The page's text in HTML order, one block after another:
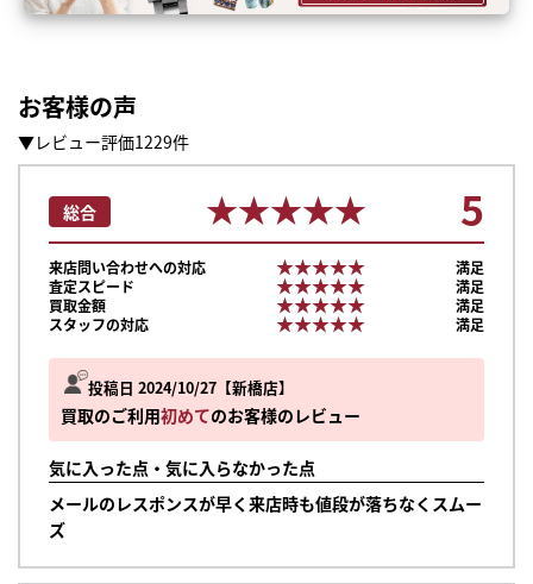
お客様の声
▼レビュー評価1229件
投稿日 2024/10/27 新橋店
買取のご利用初めてのお客様のレビュー
気に入った点・気に入らなかった点
メールのレスポンスが早く来店時も値段が落ちなくスムー
ズ
総合 ★★★★★
★★★★★ 5
来店問い合わせへの対応 ★★★★★
★★★★★
満足
査定スピード
★★★★★
★★★★★
満足
買取金額
★★★★★
★★★★★
満足
スタッフの対応
★★★★★
★★★★★ 満足